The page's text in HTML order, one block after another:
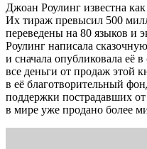
Джоан Роулинг известна
Их тираж превысил 500
переведены на 80 языков и
Роулинг написала
и сначала опубликовала её
все деньги от продаж этой
в её благотворительный
поддержки пострадавших
в мире уже продано более